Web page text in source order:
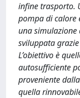
infine trasporto.
pompa di calore
una
sviluppata
L’obiettivo è
autosufficiente
proveniente
quella